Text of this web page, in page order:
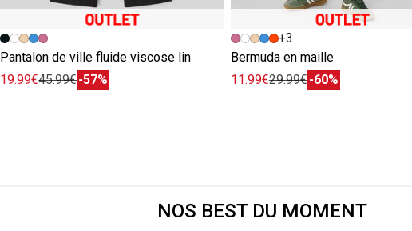
Pantalon de ville fluide viscose lin
19.99€45.99€-57%
+3
Bermuda en maille
11.99€29.99€-60%
NOS BEST DU MOMENT